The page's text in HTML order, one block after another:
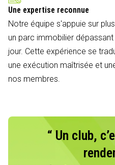
Une expertise reconnue
Notre équipe s'appuie sur
un parc immobilier
jour. Cette expérience se
une exécution maîtrisée et
nos membres.
“ Un club,